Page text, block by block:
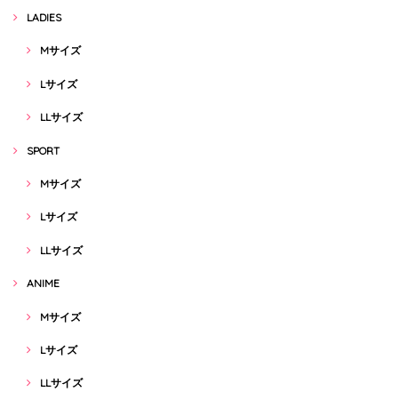
LADIES
Mサイズ
Lサイズ
LLサイズ
SPORT
Mサイズ
Lサイズ
LLサイズ
ANIME
Mサイズ
Lサイズ
LLサイズ